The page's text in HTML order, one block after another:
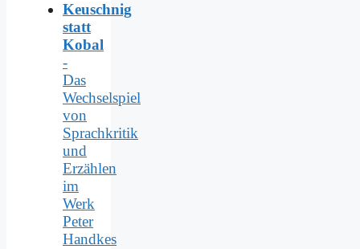
Keuschnig
statt
Kobal
-
Das
Wechselspiel
von
Sprachkritik
und
Erzählen
im
Werk
Peter
Handkes